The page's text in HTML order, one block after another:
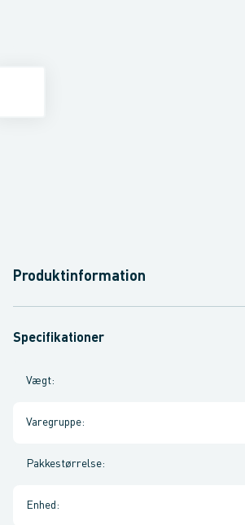
Produktinformation
Specifikationer
Vægt:
Varegruppe:
Pakkestørrelse:
Enhed :